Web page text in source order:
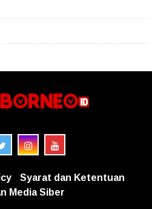
Syarat dan Ketentuan
Media Siber